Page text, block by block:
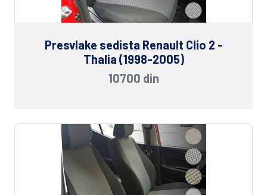
Presvlake sedista Renault Clio 2 -
Thalia (1998-2005)
10700 din